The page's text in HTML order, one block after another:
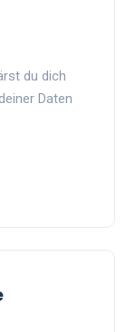
du dich
Daten